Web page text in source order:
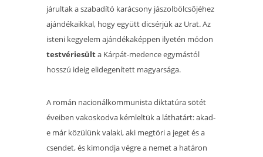
járultak a szabadító karácsony jászolbölcsőjéhez
ajándékaikkal, hogy együtt dicsérjük az Urat. Az
isteni kegyelem ajándékaképpen ilyetén módon
testvériesülta Kárpát-medence egymástól
hosszú ideig elidegenített magyarsága.
A román nacionálkommunista diktatúra sötét
éveiben vakoskodva kémleltük a láthatárt: akad-
e már közülünk valaki, aki megtöri a jeget és a
csendet, és kimondja végre a nemet a határon